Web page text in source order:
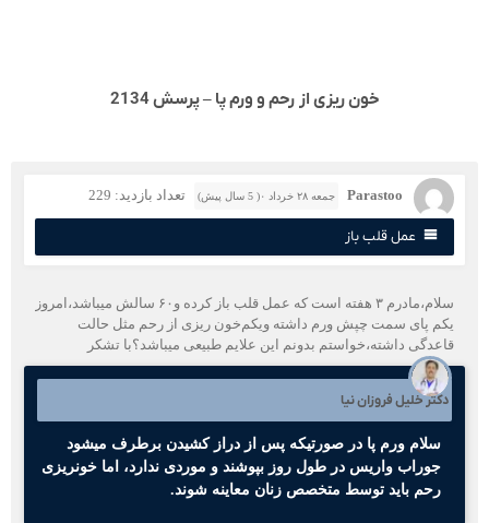
خون ریزی از رحم و ورم پا – پرسش 2134
Parastoo جمعه ۲۸ خرداد ۰( 5 سال پیش) تعداد بازدید: 229
عمل قلب باز
سلام،مادرم ۳ هفته است که عمل قلب باز کرده و‌۶۰ سالش میباشد،امروز
پای سمت چپش ورم داشته و‌یکم‌خون ریزی از رحم‌ مثل حالت
داشته،خواستم بدونم این علایم‌ طبیعی میباشد؟با تشکر
دکتر خلیل فروزان نیا
سلام ورم پا در صورتیکه پس از دراز کشیدن برطرف میشود
جوراب واریس در طول روز بپوشند و موردی ندارد، اما خونریزی
رحم باید توسط متخصص زنان معاینه شوند.